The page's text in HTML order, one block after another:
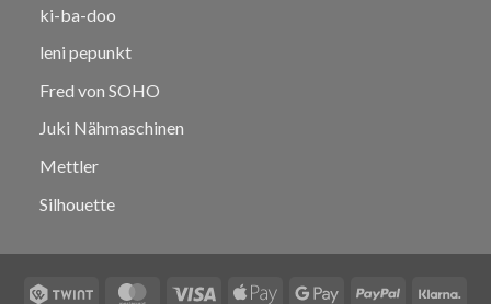
ki-ba-doo
leni pepunkt
Fred von SOHO
Juki Nähmaschinen
Mettler
Silhouette
Twint MasterCard
Visa Apple Google PayPal